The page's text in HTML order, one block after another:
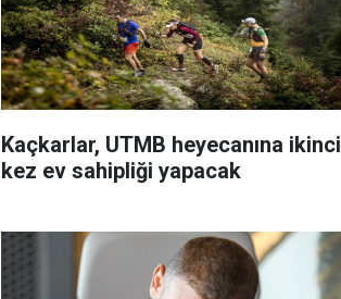
Kaçkarlar, UTMB heyecanına ikinci
kez ev sahipliği yapacak